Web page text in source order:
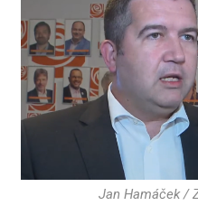
Jan Hamáček /